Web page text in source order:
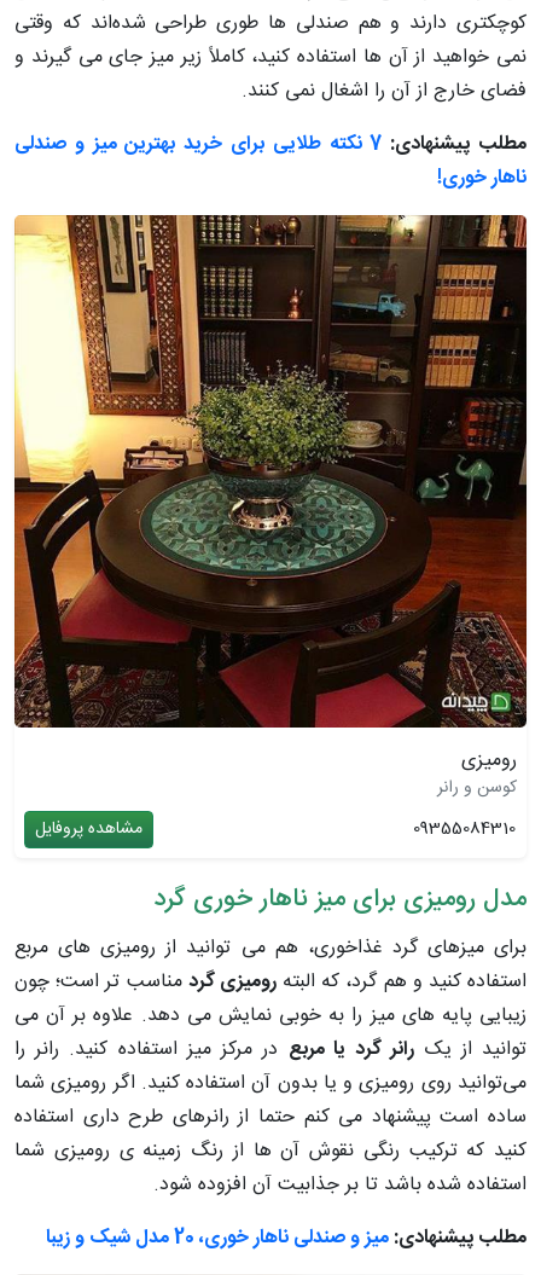
کوچکتری دارند و هم صندلی ها طوری طراحی شده‌اند که وقتی
نمی خواهید از آن ها استفاده کنید، کاملاً زیر میز جای می گیرند و
فضای خارج از آن را اشغال نمی کنند.
مطلب پیشنهادی:
7 نکته طلایی برای خرید بهترین میز و صندلی
ناهار خوری!
رومیزی
کوسن و رانر
09355084310
مشاهده پروفایل
مدل رومیزی برای میز ناهار خوری گرد
برای میزهای گرد غذاخوری، هم می توانید از رومیزی های مربع
استفاده کنید و هم گرد، که البتهرومیزی گردمناسب تر است؛ چون
زیبایی پایه های میز را به خوبی نمایش می دهد. علاوه بر آن می
توانید از یک رانر گرد یا مربع در مرکز میز استفاده کنید. رانر را
می‌توانید روی رومیزی و یا بدون آن استفاده کنید. اگر رومیزی شما
ساده است پیشنهاد می کنم حتما از رانرهای طرح داری استفاده
کنید که ترکیب رنگی نقوش آن ها از رنگ زمینه ی رومیزی شما
استفاده شده باشد تا بر جذابیت آن افزوده شود.
مطلب پیشنهادی:میز و صندلی ناهار خوری، 20 مدل شیک و زیبا